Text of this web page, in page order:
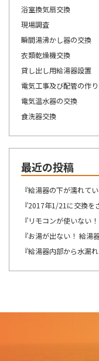
浴室換気扇交換
現場調査
瞬間湯沸かし器の交換
衣類乾燥機交換
貸し出し用給湯器設置
電気工事及び配管の作
電気温水器の交換
食洗器交換
最近の投稿
『給湯器の下が濡れて